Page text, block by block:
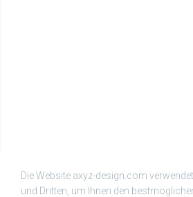
Die Website axyz-design.com
und Dritten, um Ihnen den